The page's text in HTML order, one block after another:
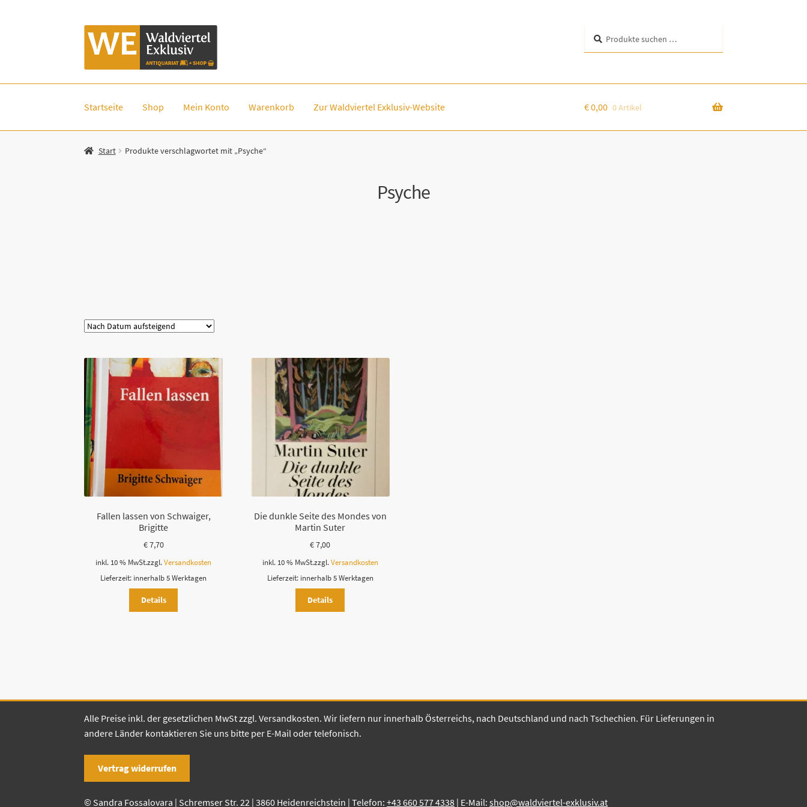
Zur
Navigation
Zum
Inhalt
nach:
Startseite Shop Mein Konto Warenkorb Zur Waldviertel Exklusiv-Website €0,00 0 Artikel
Start Produkte verschlagwortet mit „Psyche“
Psyche
Fallen lassen von Schwaiger,
Brigitte
€7,70
inkl. 10 % MwSt.zzgl.Versandkosten
Lieferzeit: innerhalb 5 Werktagen
Details
Die dunkle Seite des Mondes von
Martin Suter
€7,00
inkl. 10 % MwSt.zzgl. Versandkosten
Lieferzeit: innerhalb 5 Werktagen
Details
Alle Preise inkl. der gesetzlichen MwSt zzgl. Versandkosten. Wir liefern nur innerhalb Österreichs, nach Deutschland und nach Tschechien. Für Lieferungen in
andere Länder kontaktieren Sie uns bitte per E-Mail oder telefonisch.
Vertrag widerrufen
© Sandra Fossalovara | Schremser Str. 22 | 3860 Heidenreichstein | Telefon:+43 660 577 4338 | E-Mail:shop@waldviertel-exklusiv.at